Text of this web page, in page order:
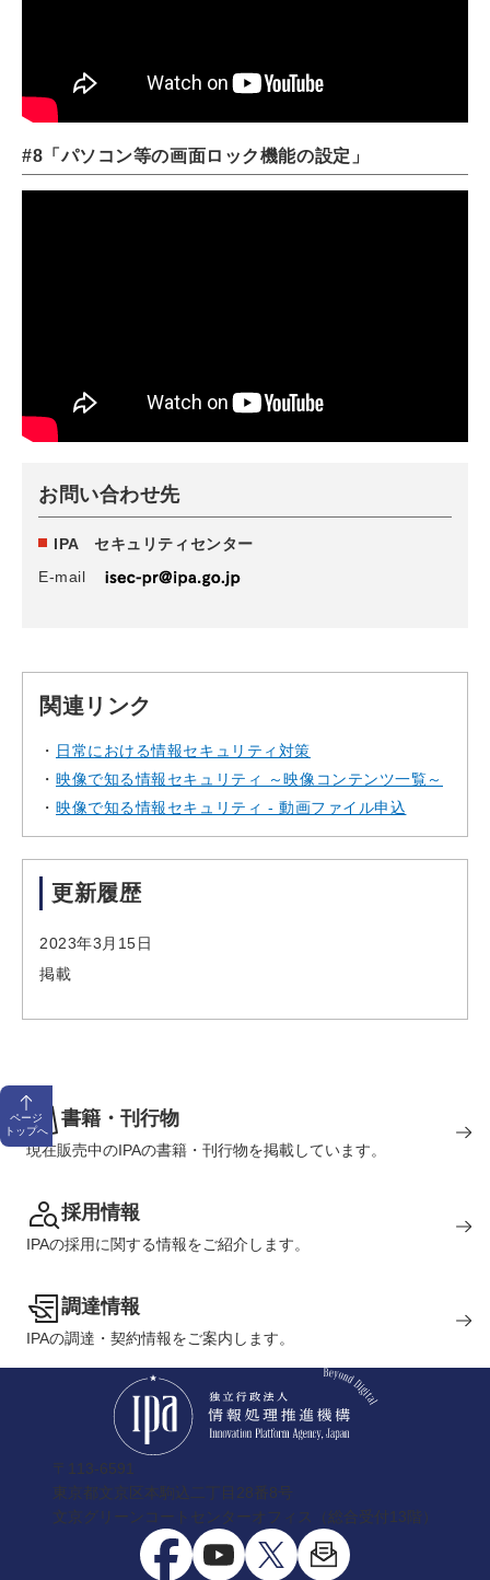
#8「パソコン等の画⾯ロック機能の設定」
お問い合わせ先
IPA セキュリティセンター
E-mail
関連リンク
日常における情報セキュリティ対策
映像で知る情報セキュリティ ～映像コンテンツ一覧～
映像で知る情報セキュリティ - 動画ファイル申込
更新履歴
2023年3月15日
掲載
ページ
トップへ
書籍・刊行物
現在販売中のIPAの書籍・刊行物を掲載しています。
採用情報
IPAの採用に関する情報をご紹介します。
調達情報
IPAの調達・契約情報をご案内します。
〒113-6591
東京都文京区本駒込二丁目28番8号
文京グリーンコートセンターオフィス（総合受付13階）